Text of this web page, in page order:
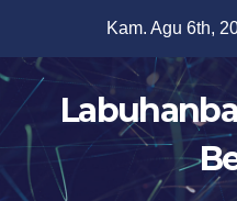
content
Kam. Agu 6th,